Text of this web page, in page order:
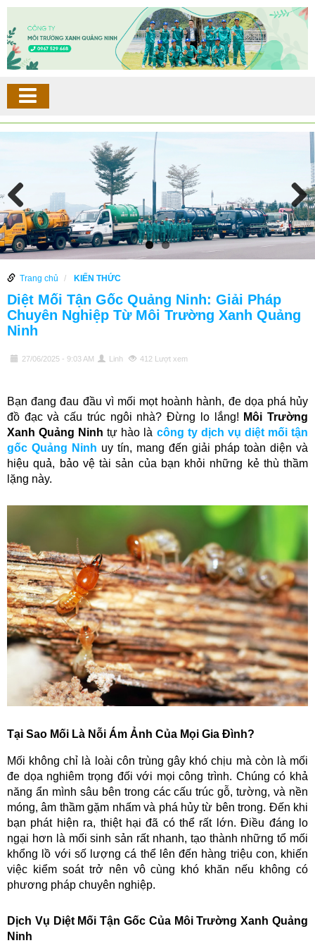
Trang chủ KIẾN THỨC
Diệt Mối Tận Gốc Quảng Ninh: Giải Pháp
Chuyên Nghiệp Từ Môi Trường Xanh Quảng
Ninh
27/06/2025 - 9:03 AM Linh 412 Lượt xem
Bạn đang đau đầu vì mối mọt hoành hành, đe dọa phá hủy
đồ đạc và cấu trúc ngôi nhà? Đừng lo lắng! Môi Trường
Xanh Quảng Ninh tự hào là công ty dịch vụ diệt mối tận
gốc Quảng Ninh uy tín, mang đến giải pháp toàn diện và
hiệu quả, bảo vệ tài sản của bạn khỏi những kẻ thù thầm
lặng này.
Tại Sao Mối Là Nỗi Ám Ảnh Của Mọi Gia Đình?
Mối không chỉ là loài côn trùng gây khó chịu mà còn là mối
đe dọa nghiêm trọng đối với mọi công trình. Chúng có khả
năng ẩn mình sâu bên trong các cấu trúc gỗ, tường, và nền
móng, âm thầm gặm nhấm và phá hủy từ bên trong. Đến khi
bạn phát hiện ra, thiệt hại đã có thể rất lớn. Điều đáng lo
ngại hơn là mối sinh sản rất nhanh, tạo thành những tổ mối
khổng lồ với số lượng cá thể lên đến hàng triệu con, khiến
việc kiểm soát trở nên vô cùng khó khăn nếu không có
phương pháp chuyên nghiệp.
Dịch Vụ Diệt Mối Tận Gốc Của Môi Trường Xanh Quảng
Ninh